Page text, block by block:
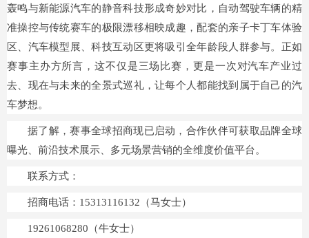
轰鸣与新能源汽车的静音科技形成奇妙对比，自动驾驶车辆的精
准操控与传统赛车的极限漂移相映成趣，配套的亲子卡丁车体验
区、汽车模型展、科技互动区更将吸引全年龄段人群参与。正如
赛事主办方所言，这不仅是三场比赛，更是一次对汽车产业过
去、现在与未来的全景式巡礼，让每个人都能找到属于自己的汽
车梦想。
据了解，赛事全球招商现已启动，合作伙伴可获取品牌全球
曝光、前沿技术展示、多元场景营销的全维度价值平台。
联系方式：
招商电话：15313116132（马女士）
19261068280（牛女士）